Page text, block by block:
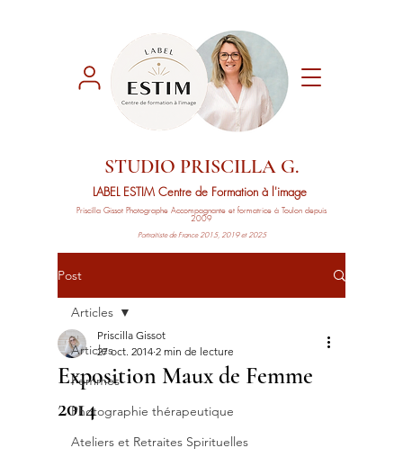
STUDIO PRISCILLA G.
LABEL ESTIM Centre de Formation à l'image
Priscilla Gissot Photographe Accompagnante et formatrice à Toulon depuis
2009
Portraitiste de France 2015, 2019 et 2025
Post
Articles
Femmes
Photographie thérapeutique
Ateliers et Retraites Spirituelles
Articles
Exposition Maux de Femme
2014
Priscilla Gissot
27 oct. 2014 2 min de lecture